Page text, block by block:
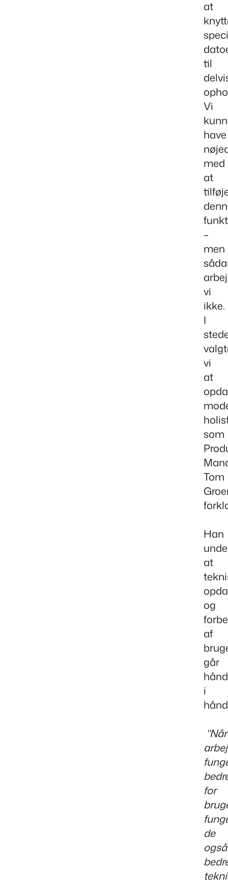
at
til
Vi
have
med
at
–
men
vi
ikke.
I
vi
at
som
Tom
Han
at
og
af
går
hånd
i
"Når
for
de
også